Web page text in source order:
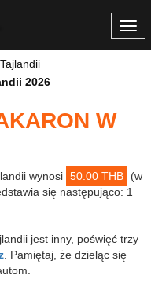
2026
W
wynosi 50.00 THB
(w
się następująco: 1
jest inny, poświęć trzy
. Pamiętaj, że dzieląc się